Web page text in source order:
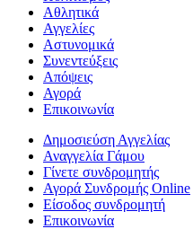
Αθλητικά
Αγγελίες
Αστυνομικά
Συνεντεύξεις
Απόψεις
Αγορά
Επικοινωνία
Δημοσιεύση Αγγελίας
Αναγγελία Γάμου
Γίνετε συνδρομητής
Αγορά Συνδρομής Online
Είσοδος συνδρομητή
Επικοινωνία